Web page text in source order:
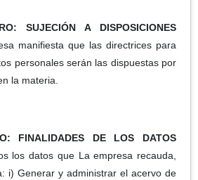
SUJECIÓN A DISPOSICIONES
manifiesta que las directrices para
personales serán las dispuestas por
la materia.
FINALIDADES DE LOS DATOS
los datos que La empresa recauda,
i) Generar y administrar el acervo de